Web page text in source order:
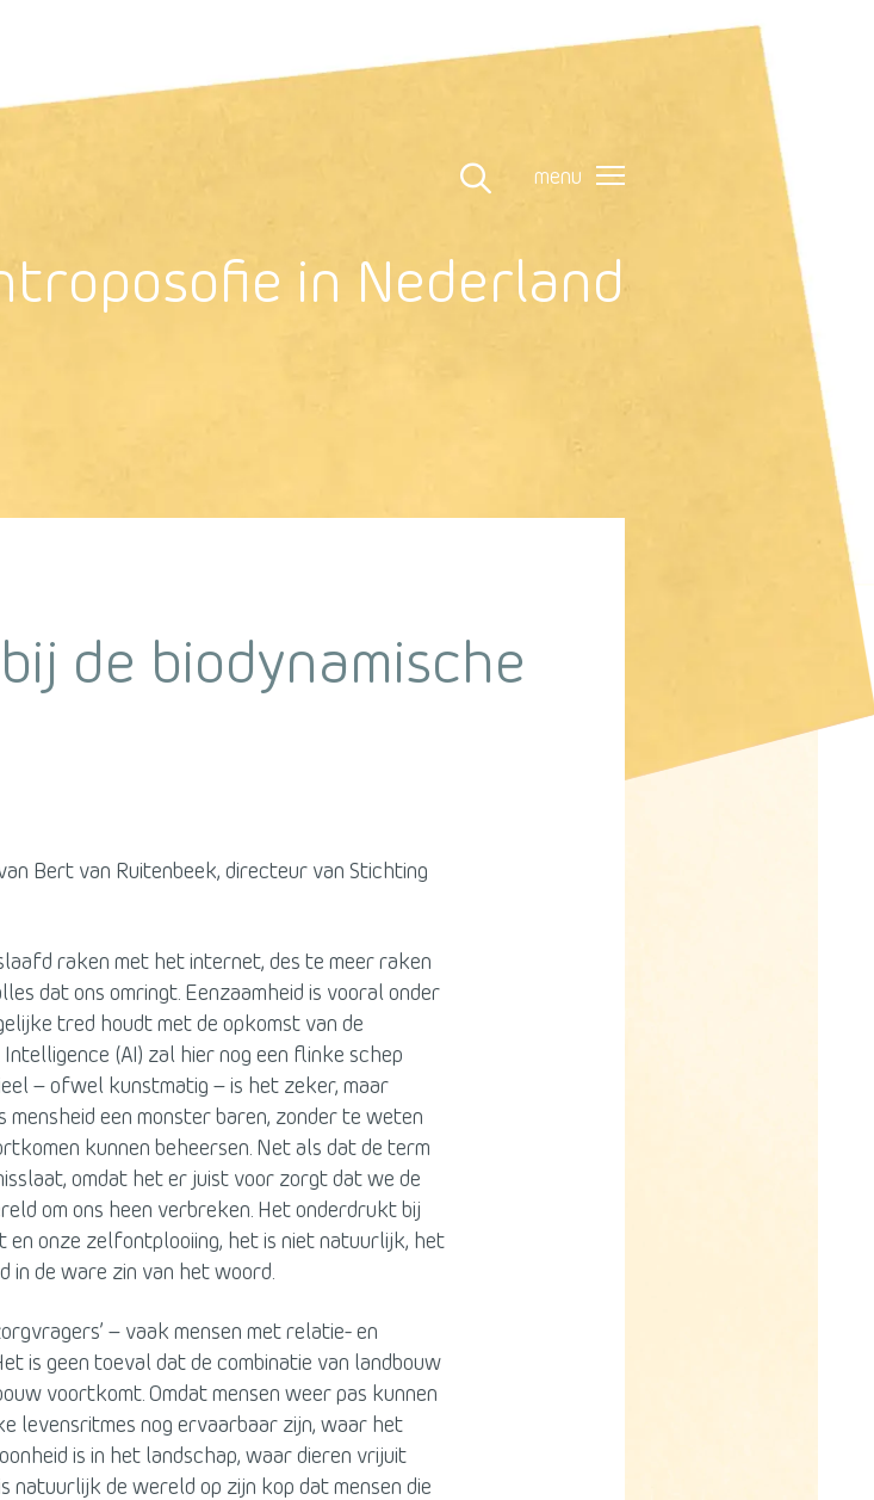
menu
in Nederland
de biodynamische
Bert van Ruitenbeek, directeur van Stichting
raken met het internet, des te meer raken
dat ons omringt. Eenzaamheid is vooral onder
tred houdt met de opkomst van de
(AI) zal hier nog een flinke schep
– ofwel kunstmatig – is het zeker, maar
een monster baren, zonder te weten
kunnen beheersen. Net als dat de term
omdat het er juist voor zorgt dat we de
om ons heen verbreken. Het onderdrukt bij
en onze zelfontplooiing, het is niet natuurlijk, het
in de ware zin van het woord.
– vaak mensen met relatie- en
is geen toeval dat de combinatie van landbouw
voortkomt. Omdat mensen weer pas kunnen
levensritmes nog ervaarbaar zijn, waar het
is in het landschap, waar dieren vrijuit
natuurlijk de wereld op zijn kop dat mensen die